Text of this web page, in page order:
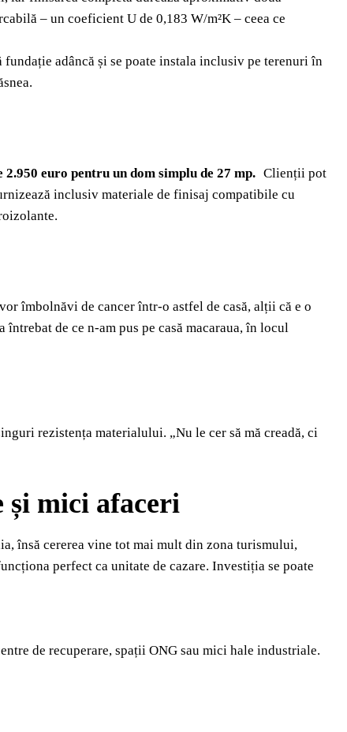
– un coeficient U de 0,183 W/m²K – ceea ce
fundație adâncă și se poate instala inclusiv pe terenuri în
euro pentru un dom simplu de 27 mp. Clienții pot
inclusiv materiale de finisaj compatibile cu
îmbolnăvi de cancer într-o astfel de casă, alții că e o
întrebat de ce n-am pus pe casă macaraua, în locul
rezistența materialului. „Nu le cer să mă creadă, ci
și mici afaceri
însă cererea vine tot mai mult din zona turismului,
perfect ca unitate de cazare. Investiția se poate
de recuperare, spații ONG sau mici hale industriale.